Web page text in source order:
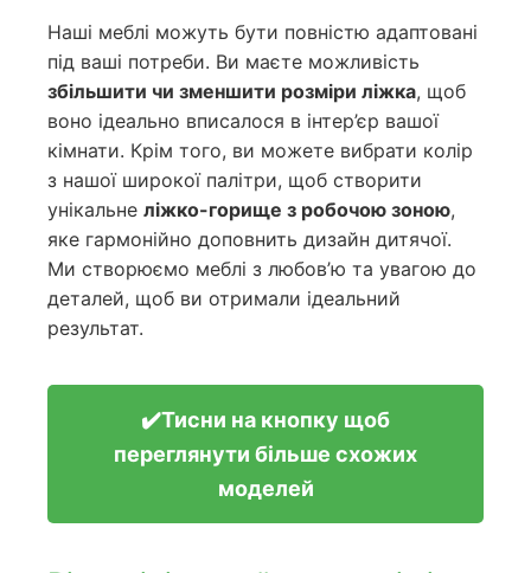
Наші меблі можуть бути повністю адаптовані
під ваші потреби. Ви маєте можливість
збільшити чи зменшити розміри ліжка, щоб
воно ідеально вписалося в інтер’єр вашої
кімнати. Крім того, ви можете вибрати колір
з нашої широкої палітри, щоб створити
унікальне ліжко-горище з робочою зоною,
яке гармонійно доповнить дизайн дитячої.
Ми створюємо меблі з любов’ю та увагою до
деталей, щоб ви отримали ідеальний
результат.
✔️Тисни на кнопку щоб
переглянути більше схожих
моделей